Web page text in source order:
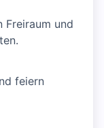
Freiraum und
feiern